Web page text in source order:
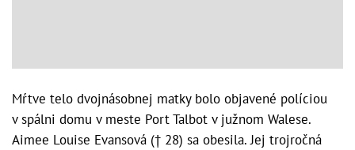
Mŕtve telo dvojnásobnej matky bolo objavené políciou
v spálni domu v meste Port Talbot v južnom Walese.
Aimee Louise Evansová († 28) sa obesila. Jej trojročná